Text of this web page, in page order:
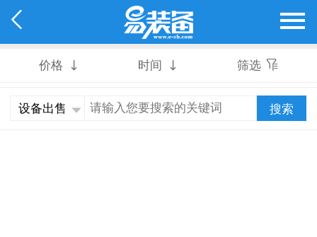
 
搜索
价格  时间  筛选 